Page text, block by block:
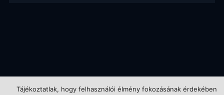
Tájékoztatlak, hogy felhasználói élmény fokozásának érdekében